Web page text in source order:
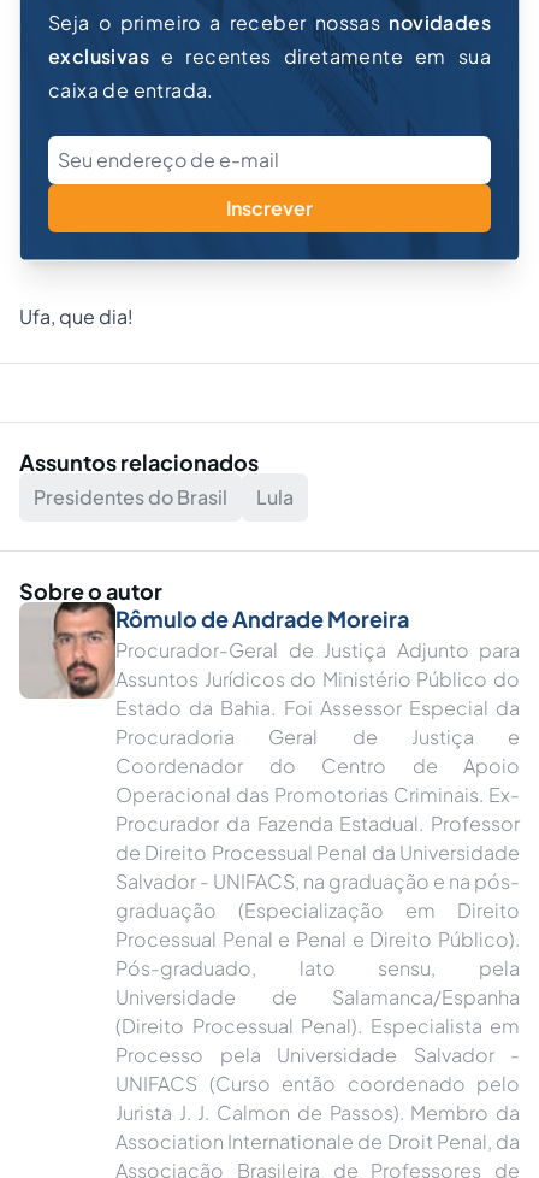
Seja o primeiro a receber nossas novidades
exclusivas e recentes diretamente em sua
caixa de entrada.
Inscrever
Ufa, que dia!
Assuntos relacionados
Presidentes do Brasil Lula
Sobre o autor
Rômulo de Andrade Moreira
Procurador-Geral de Justiça Adjunto para
Assuntos Jurídicos do Ministério Público do
Estado da Bahia. Foi Assessor Especial da
Procuradoria Geral de Justiça e
Coordenador do Centro de Apoio
Operacional das Promotorias Criminais. Ex-
Procurador da Fazenda Estadual. Professor
de Direito Processual Penal da Universidade
Salvador - UNIFACS, na graduação e na pós-
graduação (Especialização em Direito
Processual Penal e Penal e Direito Público).
Pós-graduado, lato sensu, pela
Universidade de Salamanca/Espanha
(Direito Processual Penal). Especialista em
Processo pela Universidade Salvador -
UNIFACS (Curso então coordenado pelo
Jurista J. J. Calmon de Passos). Membro da
Association Internationale de Droit Penal, da
Associação Brasileira de Professores de